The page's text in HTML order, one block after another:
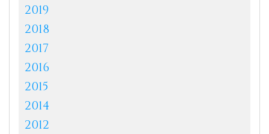
2019
2018
2017
2016
2015
2014
2012